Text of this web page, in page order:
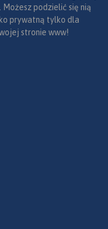
podzielić się nią
prywatną tylko dla
stronie www!